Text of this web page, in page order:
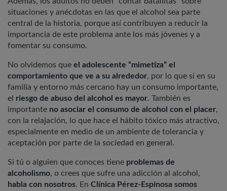
situaciones y anécdotas en las que el alcohol sea parte
central de la historia, porque así contribuyen a reducir la
importancia de este problema ante los más jóvenes y a
fomentar su consumo.
No olvidemos que el adolescente “mimetiza” el
comportamiento que ve a su alrededor, por lo que si en su
familia y entorno más cercano hay un consumo importante,
el riesgo de abuso del alcohol es mayor. También es
importante no asociar el consumo de alcohol con el placer,
con la relajación, lo que hace el hábito tóxico más atractivo,
especialmente en medio de un ambiente de tolerancia y
aceptación por parte de la sociedad en general.
Si tú o alguien que conoces tiene problemas de
alcoholismo, o crees que sufre una adicción al alcohol,
habla con nosotros. En Clínica Pérez-Espinosa somos